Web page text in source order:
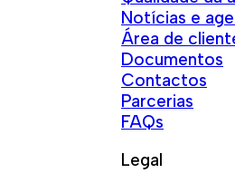
Notícias e
Área de
Documentos
Contactos
Parcerias
FAQs
Legal